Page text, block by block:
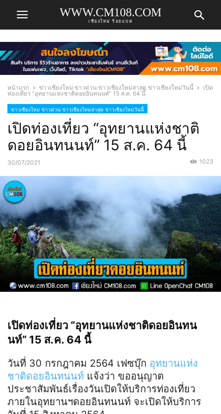
WWW.CM108.COM
เชียงใหม่ ร้อยแปด
หน้าแรก ข่าวเชียงใหม่ ข่าวด่วน ข่าวเชียงใหม่ล่าสุด ข่าวเชียงใหม่วันนี้
เปิด
ท่องเที่ยว “อุทยานแห่งชาติดอยอินทนนท์” 15 ส.ค. 64 นี้
ข่าวเชียงใหม่ ข่าวด่วน ข่าวเชียงใหม่ล่าสุด ข่าวเชียงใหม่วันนี้
เปิดท่องเที่ยว “อุทยานแห่งชาติ
ดอยอินทนนท์” 15 ส.ค. 64 นี้
30/07/2021 1023
เปิดท่องเที่ยว “อุทยานแห่งชาติดอยอินทน
นท์” 15 ส.ค. 64 นี้
วันที่ 30 กรกฎาคม 2564 เฟซบุ๊ก อุทยานแห่ง
ชาติดอยอินทนนท์ แจ้งว่า ขออนุญาต
ประชาสัมพันธ์เรื่องวันเปิดให้บริการท่องเที่ยว
ภายในอุทยานฯดอยอินทนนท์ จะเปิดให้บริการ